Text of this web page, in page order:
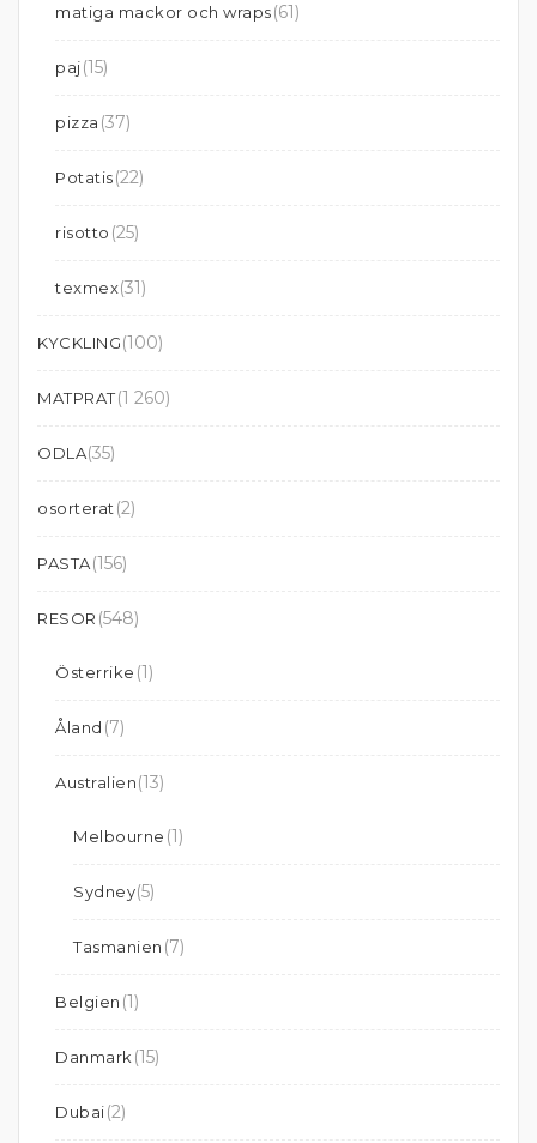
matiga mackor och wraps(61)
paj(15)
pizza (37)
Potatis(22)
risotto (25)
texmex(31)
KYCKLING(100)
MATPRAT(1 260)
ODLA(35)
osorterat(2)
PASTA(156)
RESOR (548)
Österrike (1)
Åland (7)
Australien(13)
Melbourne (1)
Sydney(5)
Tasmanien (7)
Belgien (1)
Danmark(15)
Dubai(2)